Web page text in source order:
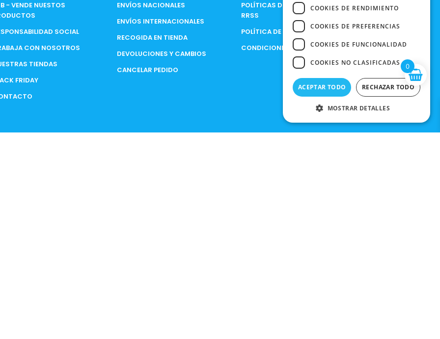
- VENDE NUESTOS
SOCIAL
CON NOSOTROS
TIENDAS
FRIDAY
ENVÍOS NACIONALES
ENVÍOS INTERNACIONALES
RECOGIDA EN TIENDA
DEVOLUCIONES Y CAMBIOS
CANCELAR PEDIDO
POLÍTICAS DE PRIVACIDAD EN
RRSS
POLÍTICA DE PRIVACIDAD
CONDICIONES DE COMPRA
0
COOKIES DE RENDIMIENTO
COOKIES DE PREFERENCIAS
COOKIES DE FUNCIONALIDAD
COOKIES NO CLASIFICADAS
ACEPTAR TODO RECHAZAR TODO
MOSTRAR DETALLES